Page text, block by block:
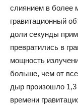
слиянием в более
гравитационный
доли секунды
превратились в
мощность
больше, чем от
дыр произошло 1,3
времени